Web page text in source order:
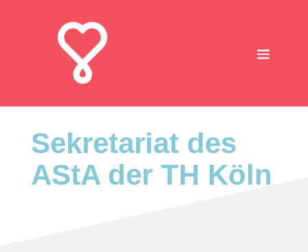
Sekretariat des
AStA der TH Köln